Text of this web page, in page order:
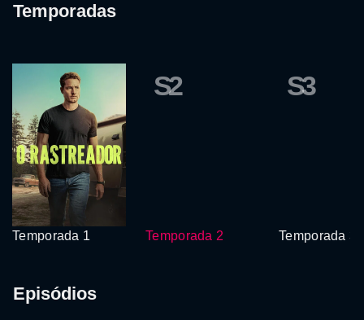
Temporadas
Temporada 1
S2
Temporada 2
S3
Temporada 3
Episódios